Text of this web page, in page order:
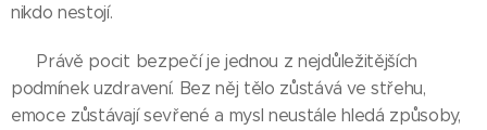
nikdo nestojí.
👉 Právě pocit bezpečí je jednou z nejdůležitějších
podmínek uzdravení. Bez něj tělo zůstává ve střehu,
emoce zůstávají sevřené a mysl neustále hledá způsoby,